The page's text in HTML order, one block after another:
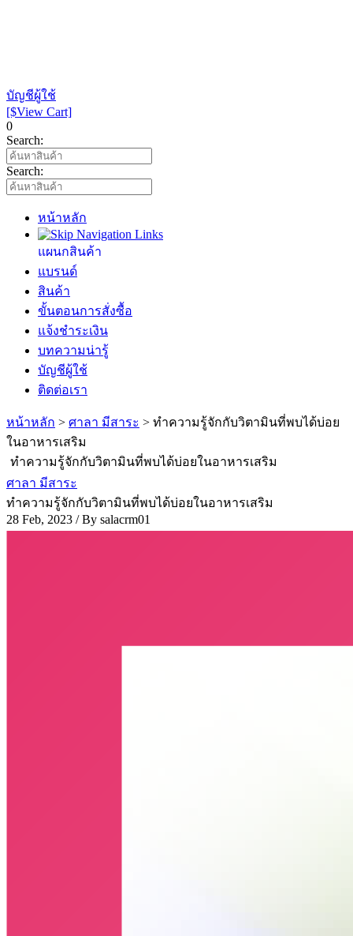
บัญชีผู้ใช้
[$View Cart]
0
Search:
Search:
หน้าหลัก
แผนกสินค้า
แบรนด์
สินค้า
ขั้นตอนการสั่งซื้อ
แจ้งชำระเงิน
บทความน่ารู้
บัญชีผู้ใช้
ติดต่อเรา
หน้าหลัก > ศาลา มีสาระ > ทำความรู้จักกับวิตามินที่พบได้บ่อย
ในอาหารเสริม
ทำความรู้จักกับวิตามินที่พบได้บ่อยในอาหารเสริม
ศาลา มีสาระ
ทำความรู้จักกับวิตามินที่พบได้บ่อยในอาหารเสริม
28 Feb, 2023 / By salacrm01